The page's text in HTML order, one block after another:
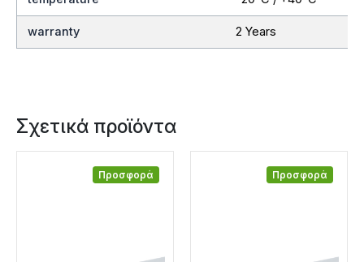
warranty 2 Years
Σχετικά προϊόντα
Προσφορά Προσφορά